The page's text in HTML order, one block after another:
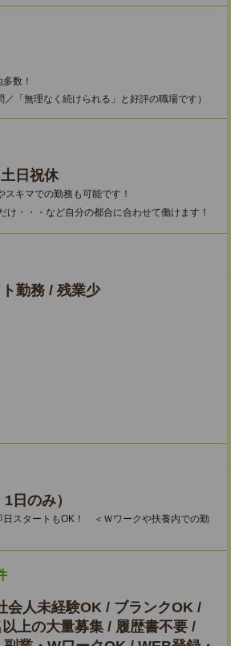
数！
「無理なく続けられる」と好評の職場です）
日祝休
キマでの勤務も可能です！
け・・・など自分の都合に合わせて働けます！
勤務 / 残業少
日のみ）
日スタートもOK！ ＜Ｗワークや扶養内での勤
会人未経験OK / ブランクOK /
上の大量募集 / 履歴書不要 /